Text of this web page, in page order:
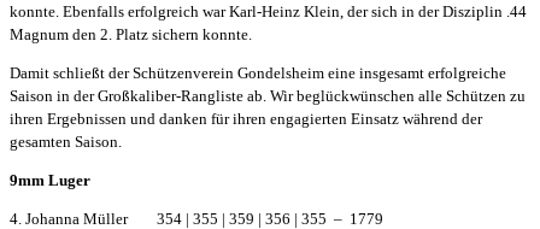
konnte. Ebenfalls erfolgreich war Karl-Heinz Klein, der sich in der Disziplin .44
Magnum den 2. Platz sichern konnte.
Damit schließt der Schützenverein Gondelsheim eine insgesamt erfolgreiche
Saison in der Großkaliber-Rangliste ab. Wir beglückwünschen alle Schützen zu
ihren Ergebnissen und danken für ihren engagierten Einsatz während der
gesamten Saison.
9mm Luger
4. Johanna Müller 354 | 355 | 359 | 356 | 355 – 1779